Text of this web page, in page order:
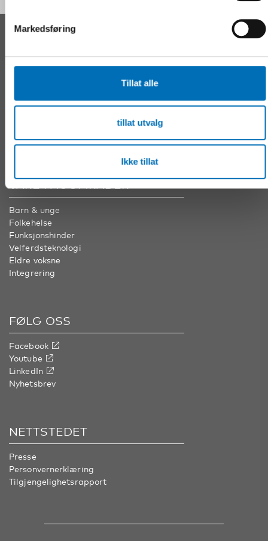
Markedsføring
Tillat alle
tillat utvalg
Ikke tillat
Nordens velferdssenter Sverige
info@nordicwelfare.org
VÅRE FAGOMRÅDER
Barn & unge
Folkehelse
Funksjonshinder
Velferdsteknologi
Eldre voksne
Integrering
FØLG OSS
Facebook
Youtube
LinkedIn
Nyhetsbrev
NETTSTEDET
Presse
Personvernerklæring
Tilgjengelighetsrapport